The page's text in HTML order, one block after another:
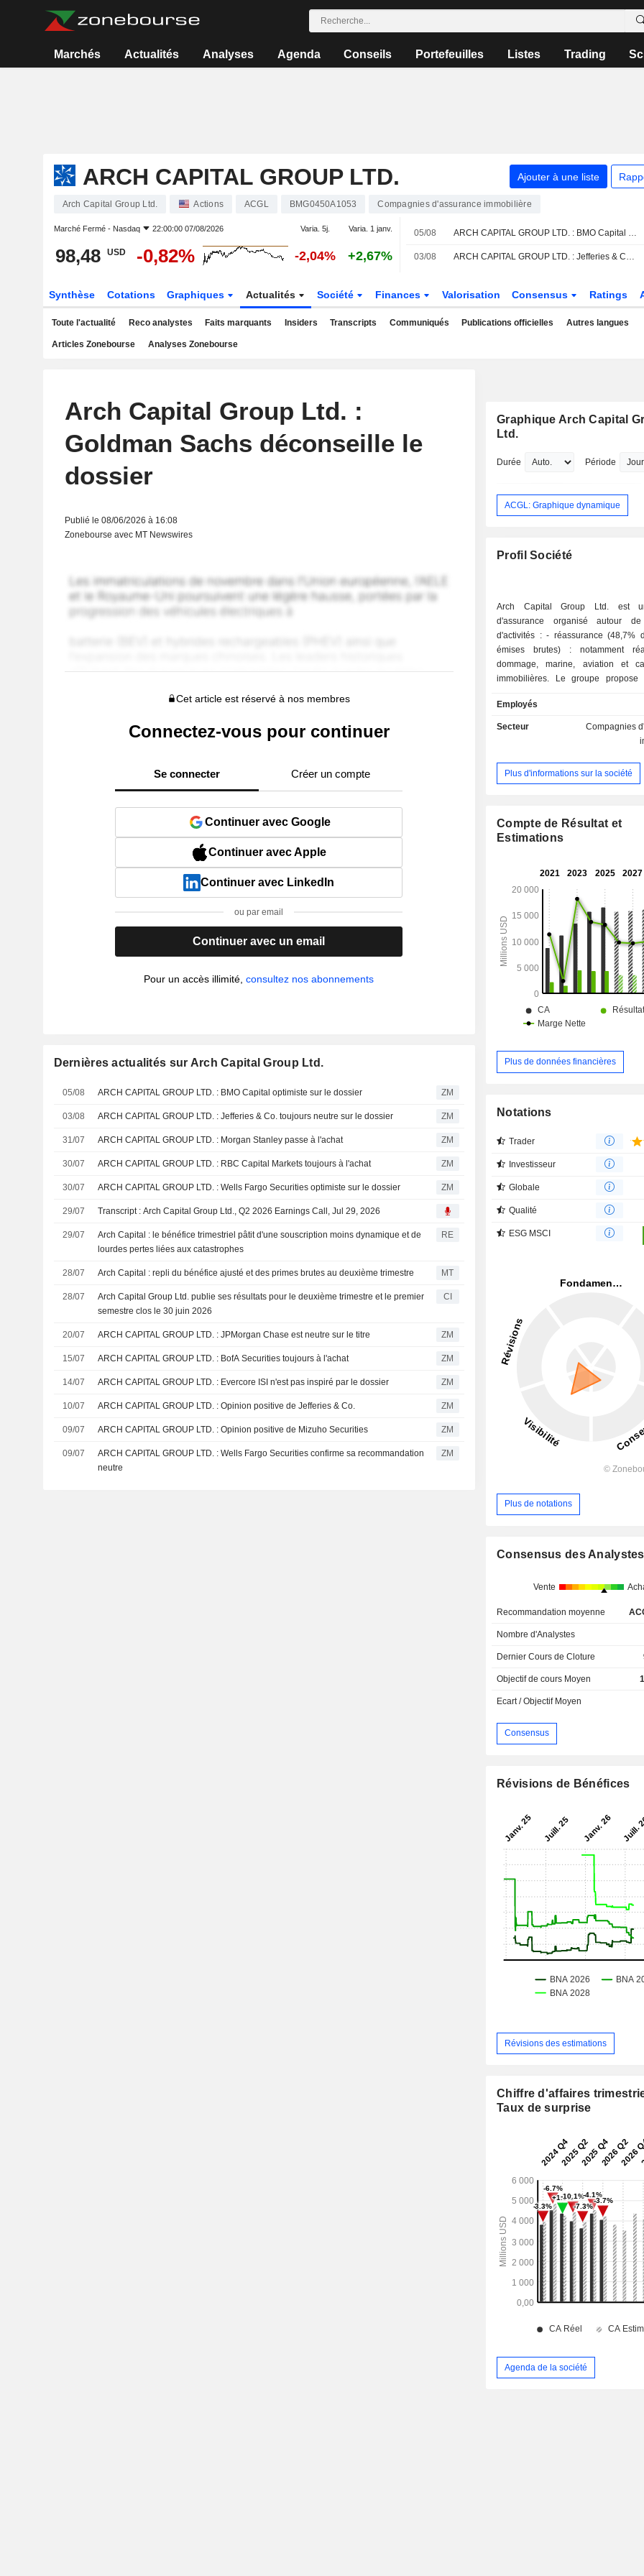
Marchés Actualités Analyses Agenda Conseils Portefeuilles Listes Trading
ARCH CAPITAL GROUP LTD. Ajouter à une liste
Arch Capital Group Ltd. Actions ACGL BMG0450A1053 Compagnies d'assurance immobilière
Marché Fermé - Nasdaq 22:00:00 07/08/2026 Varia. 5j. Varia. 1 janv.
98,48 USD -0,82% -2,04% +2,67%
05/08 ARCH CAPITAL GROUP LTD. : BMO Capital optimiste sur le dossier
03/08 ARCH CAPITAL GROUP LTD. : Jefferies & Co. toujours neutre sur le dossier
Synthèse Cotations Graphiques Actualités Société Finances Valorisation Consensus Ratings
Toute l'actualité Reco analystes Faits marquants Insiders Transcripts Communiqués Publications officielles Autres langues
Articles Zonebourse Analyses Zonebourse
Arch Capital Group Ltd. :
Goldman Sachs déconseille le
dossier
Publié le 08/06/2026 à 16:08
Zonebourse avec MT Newswires
Cet article est réservé à nos membres
Connectez-vous pour continuer
Se connecter Créer un compte
Continuer avec Google
Continuer avec Apple
Continuer avec LinkedIn
ou par email
Continuer avec un email
Pour un accès illimité,consultez nos abonnements
Dernières actualités sur Arch Capital Group Ltd.
05/08 ARCH CAPITAL GROUP LTD. : BMO Capital optimiste sur le dossier ZM
03/08 ARCH CAPITAL GROUP LTD. : Jefferies & Co. toujours neutre sur le dossier ZM
31/07 ARCH CAPITAL GROUP LTD. : Morgan Stanley passe à l'achat ZM
30/07 ARCH CAPITAL GROUP LTD. : RBC Capital Markets toujours à l'achat ZM
30/07 ARCH CAPITAL GROUP LTD. : Wells Fargo Securities optimiste sur le dossier ZM
29/07 Transcript : Arch Capital Group Ltd., Q2 2026 Earnings Call, Jul 29, 2026
29/07
Arch Capital : le bénéfice trimestriel pâtit d'une souscription moins dynamique et de
lourdes pertes liées aux catastrophes
RE
28/07 Arch Capital : repli du bénéfice ajusté et des primes brutes au deuxième trimestre MT
28/07
Arch Capital Group Ltd. publie ses résultats pour le deuxième trimestre et le premier
semestre clos le 30 juin 2026
CI
20/07 ARCH CAPITAL GROUP LTD. : JPMorgan Chase est neutre sur le titre ZM
15/07 ARCH CAPITAL GROUP LTD. : BofA Securities toujours à l'achat ZM
14/07 ARCH CAPITAL GROUP LTD. : Evercore ISI n'est pas inspiré par le dossier ZM
10/07 ARCH CAPITAL GROUP LTD. : Opinion positive de Jefferies & Co. ZM
09/07 ARCH CAPITAL GROUP LTD. : Opinion positive de Mizuho Securities ZM
09/07
ARCH CAPITAL GROUP LTD. : Wells Fargo Securities confirme sa recommandation
neutre
ZM
Graphique Arch Capital
Ltd.
Durée Période
ACGL: Graphique dynamique
Profil Société
Arch Capital Group Ltd. est
d'assurance organisé autour
d'activités : - réassurance (48,7% des primes
émises brutes) : notamment
dommage, marine, aviation et
immobilières. Le groupe propose
(45,6%) : assurances
nationaux, responsabilité civile
dommages, multirisques, crédits,
responsabilité de l'employeur,
habitation, énergie, marine,
Employés
Secteur
Compagnies
Plus d'informations sur la société
Compte de Résultat et
Estimations
Plus de données financières
Notations
Trader
Investisseur
Globale
Qualité
ESG MSCI
Plus de notations
Consensus des Analystes
Vente
Recommandation moyenne
Nombre d'Analystes
Dernier Cours de Cloture
Objectif de cours Moyen
Ecart / Objectif Moyen
Consensus
Révisions de Bénéfices
Révisions des estimations
Chiffre d'affaires
Taux de surprise
Agenda de la société